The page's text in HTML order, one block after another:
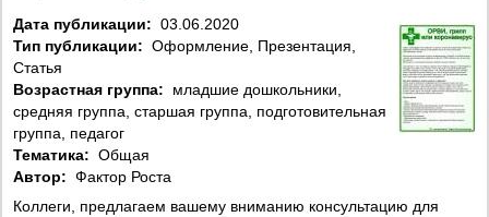
Дата публикации: 03.06.2020
Тип публикации: Оформление, Презентация,
Статья
Возрастная группа:
младшие дошкольники,
средняя группа, старшая группа, подготовительная
группа, педагог
Тематика: Общая
Автор: Фактор Роста
Коллеги, предлагаем вашему вниманию консультацию для